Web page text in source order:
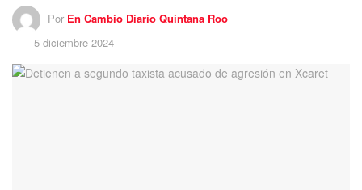
Por En Cambio Diario Quintana Roo
5 diciembre 2024